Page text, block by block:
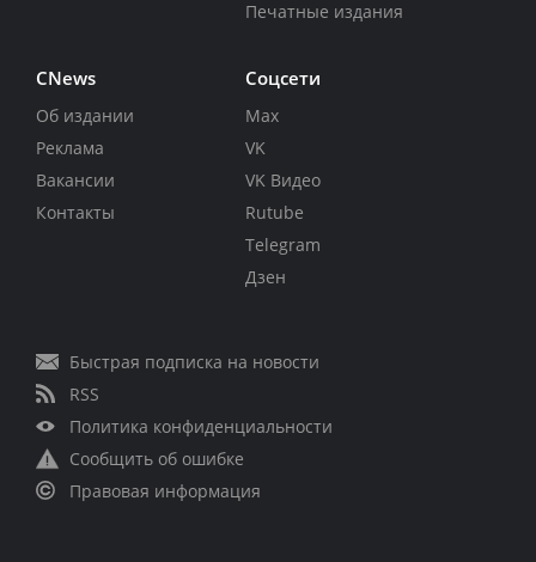
Печатные издания
CNews
Об издании
Реклама
Вакансии
Контакты
Соцсети
Max
VK
VK Видео
Rutube
Telegram
Дзен
Быстрая подписка на новости
RSS
Политика конфиденциальности
Сообщить об ошибке
Правовая информация